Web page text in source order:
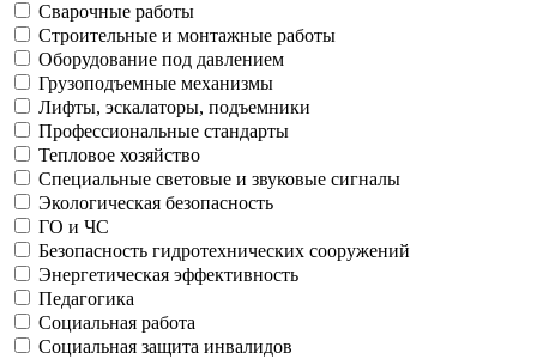
Сварочные работы
Строительные и монтажные работы
Оборудование под давлением
Грузоподъемные механизмы
Лифты, эскалаторы, подъемники
Профессиональные стандарты
Тепловое хозяйство
Специальные световые и звуковые сигналы
Экологическая безопасность
ГО и ЧС
Безопасность гидротехнических сооружений
Энергетическая эффективность
Педагогика
Социальная работа
Социальная защита инвалидов